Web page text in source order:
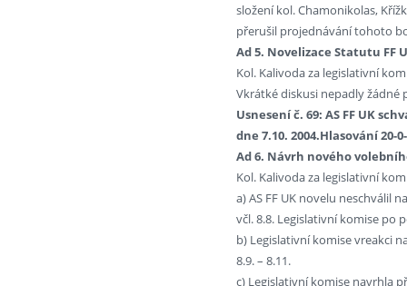
složení kol. Chamonikolas,
přerušil projednávání tohoto
Ad 5. Novelizace Statutu FF
Kol. Kalivoda za legislativní
Vkrátké diskusi nepadly žádné
Usnesení č. 69: AS FF UK
dne 7.10. 2004.Hlasování 20-
Ad 6. Návrh nového
Kol. Kalivoda za legislativní
a) AS FF UK novelu neschválil
včl. 8.8. Legislativní komise
b) Legislativní komise vreakci
8.9. – 8.11.
c) Legislativní komise navrhla